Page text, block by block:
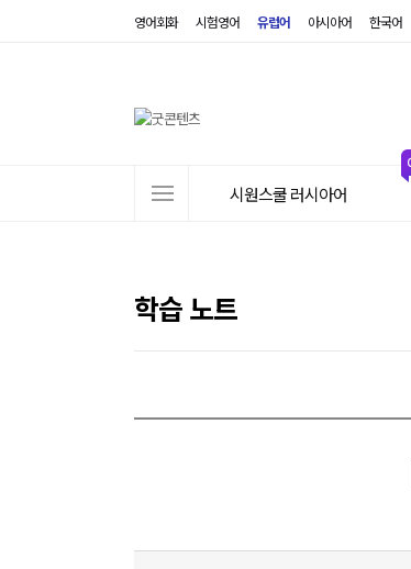
영어회화 시험영어 유럽어 아시아어 한국어
시원스쿨 러시아어
학습 노트